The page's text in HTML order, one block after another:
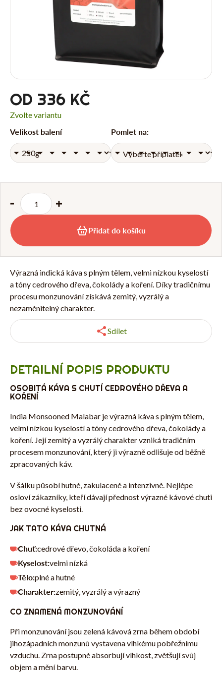
Přihlášení
OD 336 KČ
Zvolte variantu
Velikost balení Pomlet na:
Přidat do košíku
Výrazná indická káva s plným tělem, velmi nízkou kyselostí
a tóny cedrového dřeva, čokolády a koření. Díky tradičnímu
procesu monzunování získává zemitý, vyzrálý a
nezaměnitelný charakter.
Sdílet
DETAILNÍ POPIS PRODUKTU
OSOBITÁ KÁVA S CHUTÍ CEDROVÉHO DŘEVA A
KOŘENÍ
India Monsooned Malabar je výrazná káva s plným tělem,
velmi nízkou kyselostí a tóny cedrového dřeva, čokolády a
koření. Její zemitý a vyzrálý charakter vzniká tradičním
procesem monzunování, který ji výrazně odlišuje od běžně
zpracovaných káv.
V šálku působí hutně, zakulaceně a intenzivně. Nejlépe
osloví zákazníky, kteří dávají přednost výrazné kávové chuti
bez ovocné kyselosti.
JAK TATO KÁVA CHUTNÁ
Chuť:cedrové dřevo, čokoláda a koření
Kyselost:velmi nízká
Tělo:plné a hutné
Charakter:zemitý, vyzrálý a výrazný
CO ZNAMENÁ MONZUNOVÁNÍ
Při monzunování jsou zelená kávová zrna během období
jihozápadních monzunů vystavena vlhkému pobřežnímu
vzduchu. Zrna postupně absorbují vlhkost, zvětšují svůj
objem a mění barvu.